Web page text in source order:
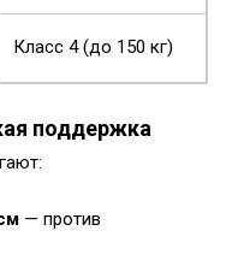
Класс 4 (до 150 кг)
поддержка
— против